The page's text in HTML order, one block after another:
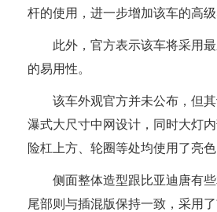
杆的使用，进一步增加该车的高级
此外，官方表示该车将采用
的易用性。
该车外观官方并未公布，但
瀑式大尺寸中网设计，同时大灯
险杠上方、轮圈等处均使用了亮色
侧面整体造型跟比亚迪唐有
尾部则与插混版保持一致，采用